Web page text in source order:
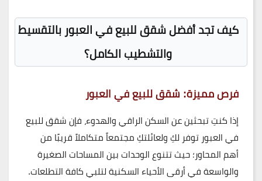
كيف تجد أفضل شقق للبيع في العبور بالتقسيط
والتشطيب الكامل؟
فرص مميزة: شقق للبيع في العبور
إذا كنتِ تبحثين عن السكن الراقي والهدوء، فإنشقق للبيع
في العبور توفر لكِ ولعائلتكِ مجتمعاً متكاملاً قريبًا من
أهم المحاور؛ حيث تتنوع الوحدات بين المساحات الصغيرة
والواسعة في أرقى الأحياء السكنية لتلبي كافة التطلعات.